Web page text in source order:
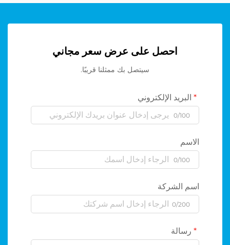
احصل على عرض سعر مجاني
سيتصل بك ممثلنا قريبًا.
البريد الإلكتروني
0/100
الاسم
0/100
اسم الشركة
0/200
رسالة